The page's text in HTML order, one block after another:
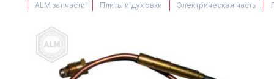
(063) 527 27 00
ALM запчасти Плиты и духовки Электрическая часть